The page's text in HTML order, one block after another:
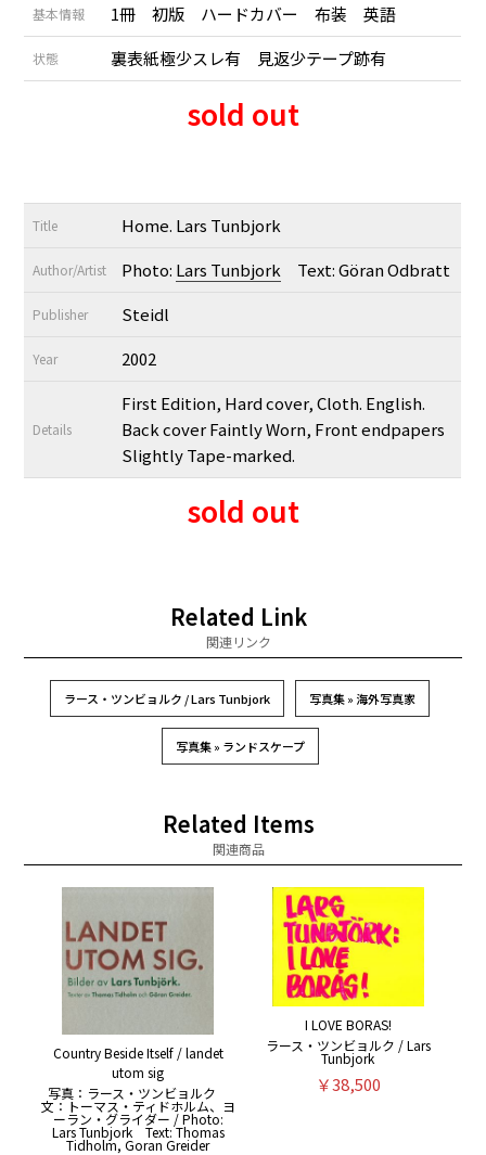
基本情報 1冊 初版 ハードカバー 布装 英語
状態 裏表紙極少スレ有 見返少テープ跡有
sold out
Title Home. Lars Tunbjork
Author/Artist Photo: Lars Tunbjork Text: Göran Odbratt
Publisher Steidl
Year 2002
Details
First Edition, Hard cover, Cloth. English.
Back cover Faintly Worn, Front endpapers
Slightly Tape-marked.
sold out
Related Link
関連リンク
ラース・ツンビョルク / Lars Tunbjork 写真集 » 海外写真家
写真集 » ランドスケープ
Related Items
関連商品
Country Beside Itself / landet
utom sig
写真：ラース・ツンビョルク
文：トーマス・ティドホルム、ヨ
ーラン・グライダー / Photo:
Lars Tunbjork Text: Thomas
Tidholm, Goran Greider
I LOVE BORAS!
ラース・ツンビョルク / Lars
Tunbjork
￥38,500